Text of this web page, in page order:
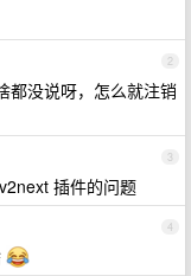
2
都没说呀，怎么就注销
3
插件的问题
4